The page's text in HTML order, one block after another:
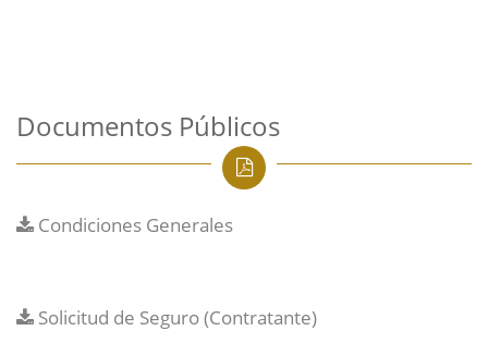
Documentos Públicos
Condiciones Generales
Solicitud de Seguro (Contratante)